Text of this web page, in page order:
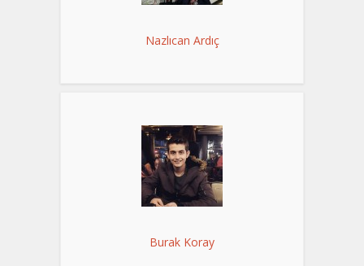
Nazlıcan Ardıç
Burak Koray